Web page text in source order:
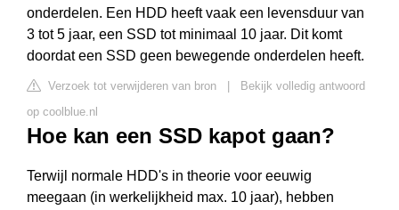
onderdelen. Een HDD heeft vaak een levensduur van
3 tot 5 jaar, een SSD tot minimaal 10 jaar. Dit komt
doordat een SSD geen bewegende onderdelen heeft.
Verzoek tot verwijderen van bron
Bekijk volledig antwoord
op coolblue.nl
Hoe kan een SSD kapot gaan?
Terwijl normale HDD's in theorie voor eeuwig
meegaan (in werkelijkheid max. 10 jaar), hebben